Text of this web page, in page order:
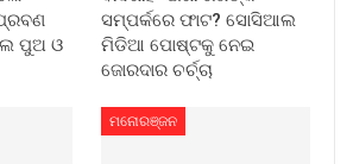
ପୁଅ ଓ
ସମ୍ପର୍କରେ ଫାଟ? ସୋସିଆଲ
ମିଡିଆ ପୋଷ୍ଟକୁ ନେଇ
ଜୋରଦାର ଚର୍ଚ୍ଚା
ମନୋରଞ୍ଜନ